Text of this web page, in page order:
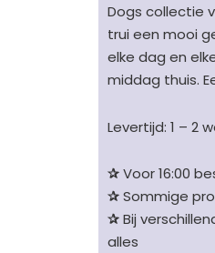
Dogs collectie
trui een mooi
elke dag en
middag thuis.
Levertijd: 1 – 2
✰Voor 16:00
✰Sommige
✰Bij
alles